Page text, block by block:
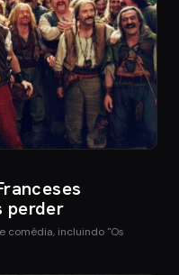
perder
comédia, incluindo "Os